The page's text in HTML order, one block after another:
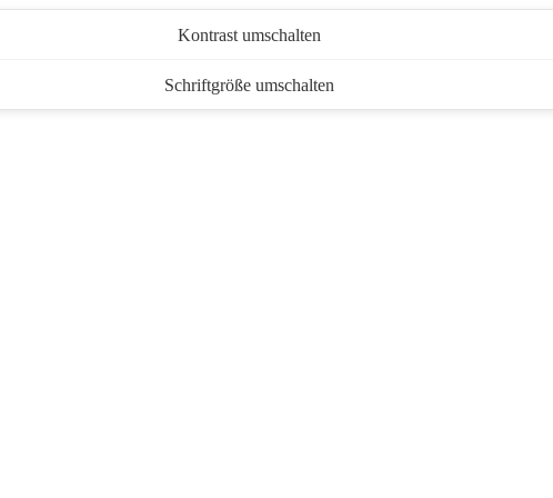
Kontrast umschalten
Schriftgröße umschalten